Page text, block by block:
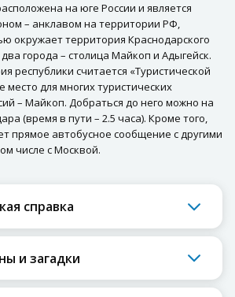
на юге России и является
– анклавом на территории РФ,
окружает территория Краснодарского
города – столица Майкоп и Адыгейск.
республики считается «Туристической
для многих туристических
– Майкоп. Добраться до него можно на
(время в пути – 2.5 часа). Кроме того,
прямое автобусное сообщение с другими
числе с Москвой.
справка
и загадки